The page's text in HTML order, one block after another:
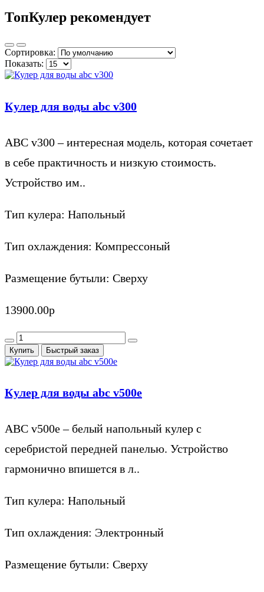
ТопКулер рекомендует
Сортировка:
Показать:
Кулер для воды abc v300
ABC v300 – интересная модель, которая сочетает
в себе практичность и низкую стоимость.
Устройство им..
Тип кулера: Напольный
Тип охлаждения: Компрессоный
Размещение бутыли: Сверху
13900.00р
Купить Быстрый заказ
Кулер для воды abc v500e
ABC v500e – белый напольный кулер с
серебристой передней панелью. Устройство
гармонично впишется в л..
Тип кулера: Напольный
Тип охлаждения: Электронный
Размещение бутыли: Сверху